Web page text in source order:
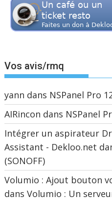
Vos avis/rmq
yann dans NSPanel Pro
AIRincon dans NSPanel
Intégrer un aspirateur
Assistant - Dekloo.net
(SONOFF)
Volumio : Ajout bouton
dansVolumio : Un